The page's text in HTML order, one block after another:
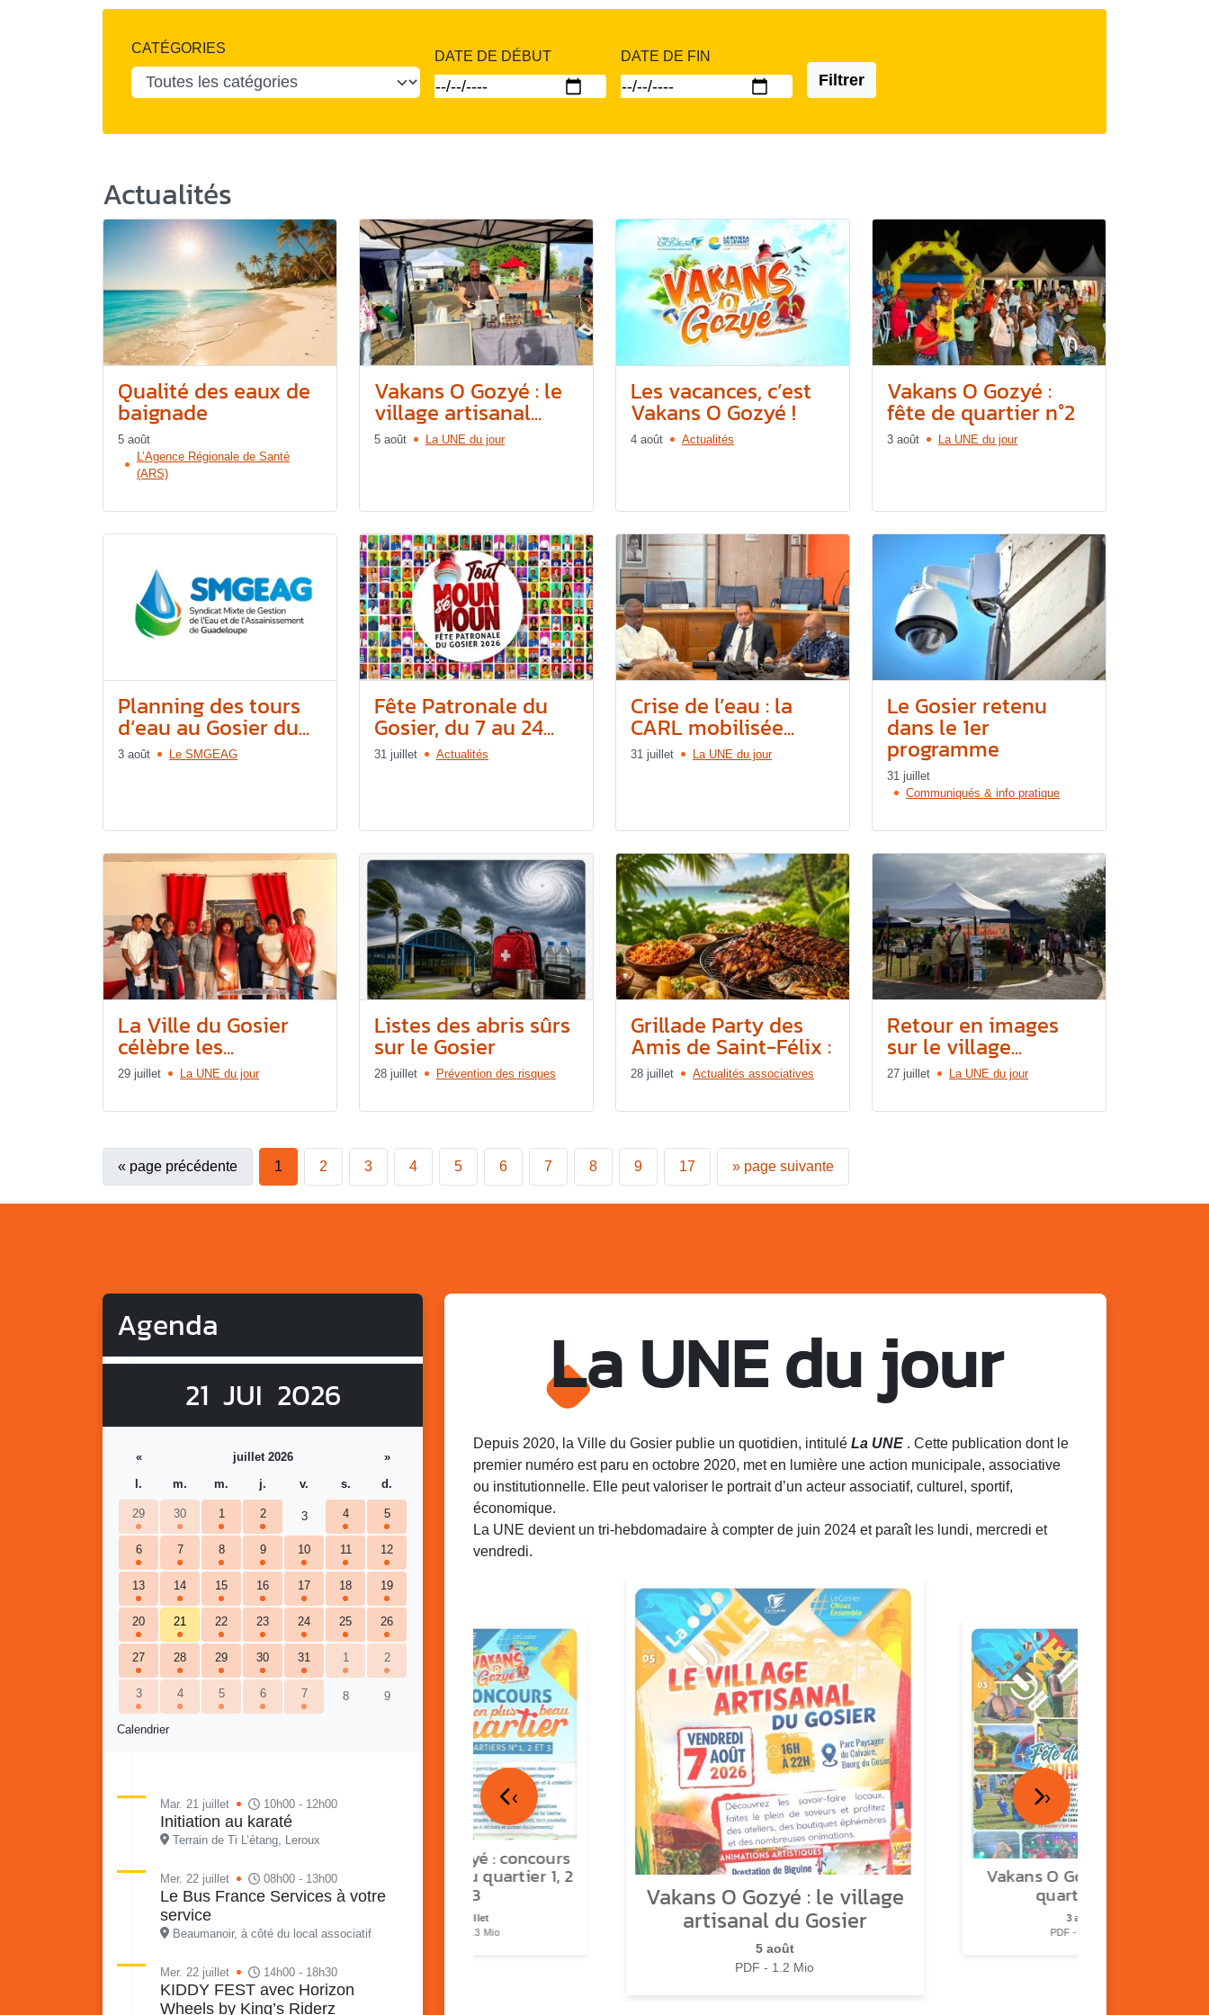
CATÉGORIES
DATE DE DÉBUT DATE DE FIN
Filtrer
Actualités
Qualité des eaux de
baignade
5 août
L’Agence Régionale de Santé
(ARS)
Vakans O Gozyé : le
village artisanal...
5 août La UNE du jour
Les vacances, c’est
Vakans O Gozyé !
4 août Actualités
Vakans O Gozyé :
fête de quartier n°2
3 août La UNE du jour
Planning des tours
d’eau au Gosier du...
3 août Le SMGEAG
Fête Patronale du
Gosier, du 7 au 24...
31 juillet Actualités
Crise de l’eau : la
CARL mobilisée...
31 juillet La UNE du jour
Le Gosier retenu
dans le 1er
programme
31 juillet
Communiqués & info pratique
La Ville du Gosier
célèbre les...
29 juillet La UNE du jour
Listes des abris sûrs
sur le Gosier
28 juillet Prévention des risques
Grillade Party des
Amis de Saint-Félix :
28 juillet Actualités associatives
Retour en images
sur le village...
27 juillet La UNE du jour
« page précédente 1 2 3 4 5 6 7 8 9 17 » page suivante
Agenda
21 JUI 2026
Calendrier
« juillet 2026
»
l.
m. m. j. v. s. d.
29 30 1 2 3 4 5
6 7 8 9 10 11 12
13 14 15 16 17 18 19
20 21 22 23 24 25 26
27 28 29 30 31 1 2
3 4 5 6 7 8 9
Mar. 21 juillet 10h00 - 12h00
Initiation au karaté
Terrain de Ti L’étang, Leroux
Mer. 22 juillet 08h00 - 13h00
Le Bus France Services à votre
service
Beaumanoir, à côté du local associatif
Mer. 22 juillet 14h00 - 18h30
KIDDY FEST avec Horizon
Wheels by King’s Riderz
La UNE du jour
Depuis 2020, la Ville du Gosier publie un quotidien, intitulé La UNE . Cette publication dont le
premier numéro est paru en octobre 2020, met en lumière une action municipale, associative
ou institutionnelle. Elle peut valoriser le portrait d’un acteur associatif, culturel, sportif,
économique.
La UNE devient un tri-hebdomadaire à compter de juin 2024 et paraît les lundi, mercredi et
vendredi.
Retour en images sur
Vakans O Gozyé animations
du samedi 18 juillet : Partir
quartier n°3, Gosier beach
summer volley
23 juillet
PDF - 5.1 Mio
Vakans o Gozyé : concours
mon plus beau quartier 1, 2
& 3
17 juillet
PDF - 1.3 Mio
Vakans O Gozyé : le village
artisanal du Gosier
5 août
PDF - 1.2 Mio
Vakans O Gozyé : fête de
quartier n°2
3 août
PDF - 2.3 Mio
‹ ›